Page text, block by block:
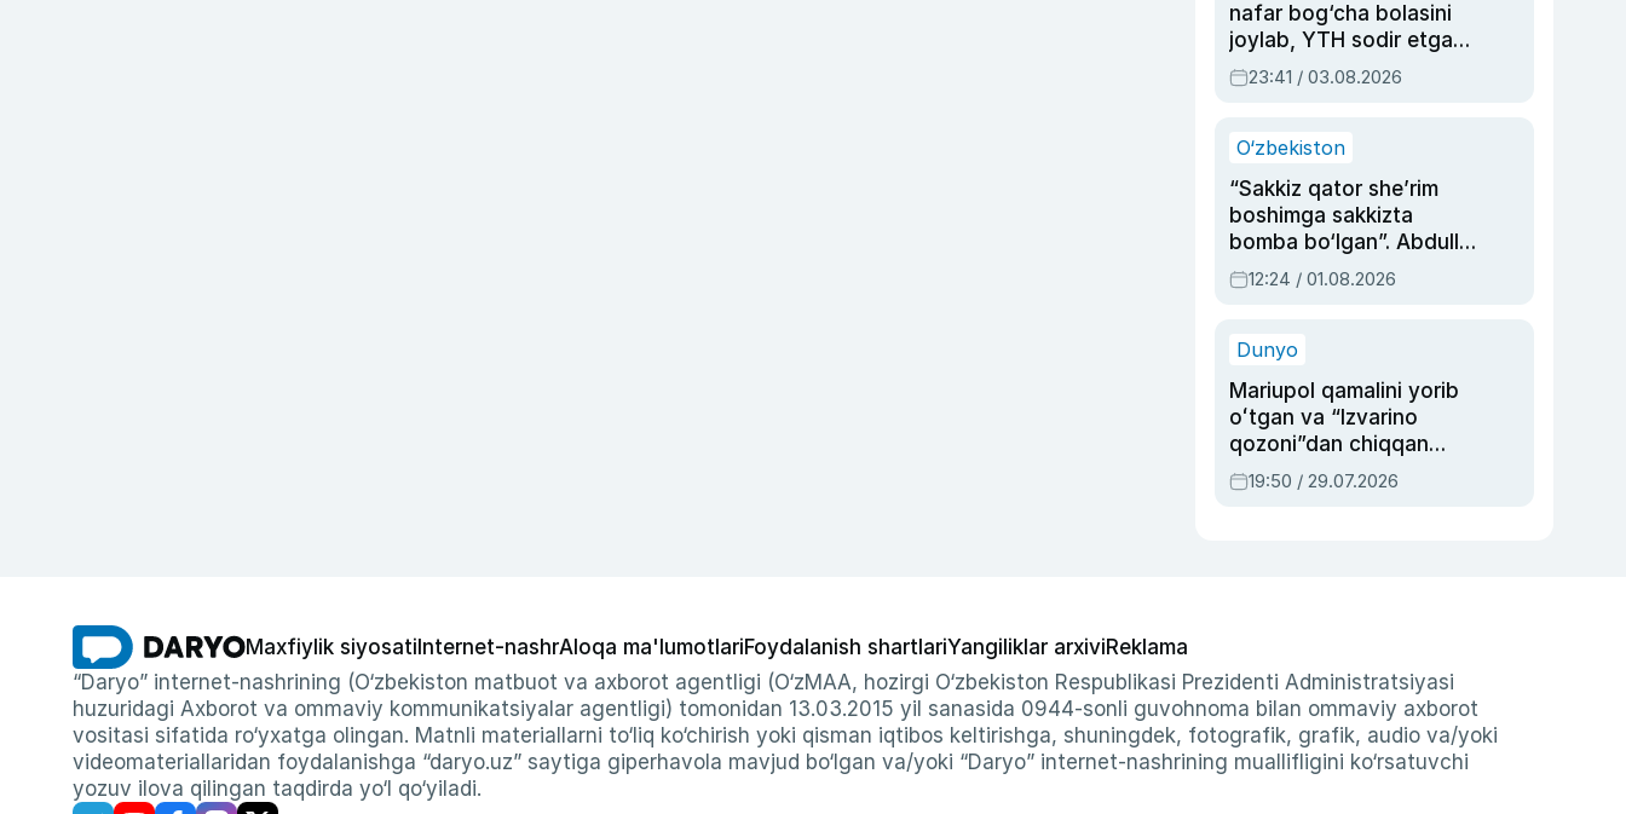
nafar bog‘cha bolasini
joylab, YTH sodir etgan
ayolga sud hukmi o‘qildi
23:41 / 03.08.2026
O‘zbekiston
“Sakkiz qator she’rim
boshimga sakkizta
bomba bo‘lgan”. Abdulla
Oripovni siyosiy
ayblovlardan asrab
12:24 / 01.08.2026
Dunyo
Mariupol qamalini yorib
oʻtgan va “Izvarino
qozoni”dan chiqqan
qahramon — Ukraina
armiyasi bosh
19:50 / 29.07.2026
Maxfiylik siyosati Internet-nashrAloqa ma'lumotlariFoydalanish shartlariYangiliklar arxiviReklama
“Daryo” internet-nashrining (O‘zbekiston matbuot va axborot agentligi (O‘zMAA, hozirgi O‘zbekiston Respublikasi Prezidenti Administratsiyasi
huzuridagi Axborot va ommaviy kommunikatsiyalar agentligi) tomonidan 13.03.2015 yil sanasida 0944-sonli guvohnoma bilan ommaviy axborot
vositasi sifatida ro‘yxatga olingan. Matnli materiallarni to‘liq ko‘chirish yoki qisman iqtibos keltirishga, shuningdek, fotografik, grafik, audio va/yoki
videomateriallaridan foydalanishga “daryo.uz” saytiga giperhavola mavjud bo‘lgan va/yoki “Daryo” internet-nashrining muallifligini ko‘rsatuvchi
yozuv ilova qilingan taqdirda yo‘l qo‘yiladi.